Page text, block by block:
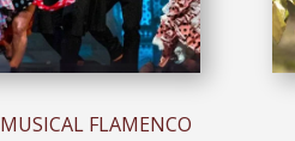
MUSICAL FLAMENCO